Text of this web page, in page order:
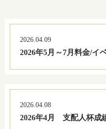
2026.04.09
2026年5月～7月料金/イ
2026.04.08
2026年4月 支配人杯成